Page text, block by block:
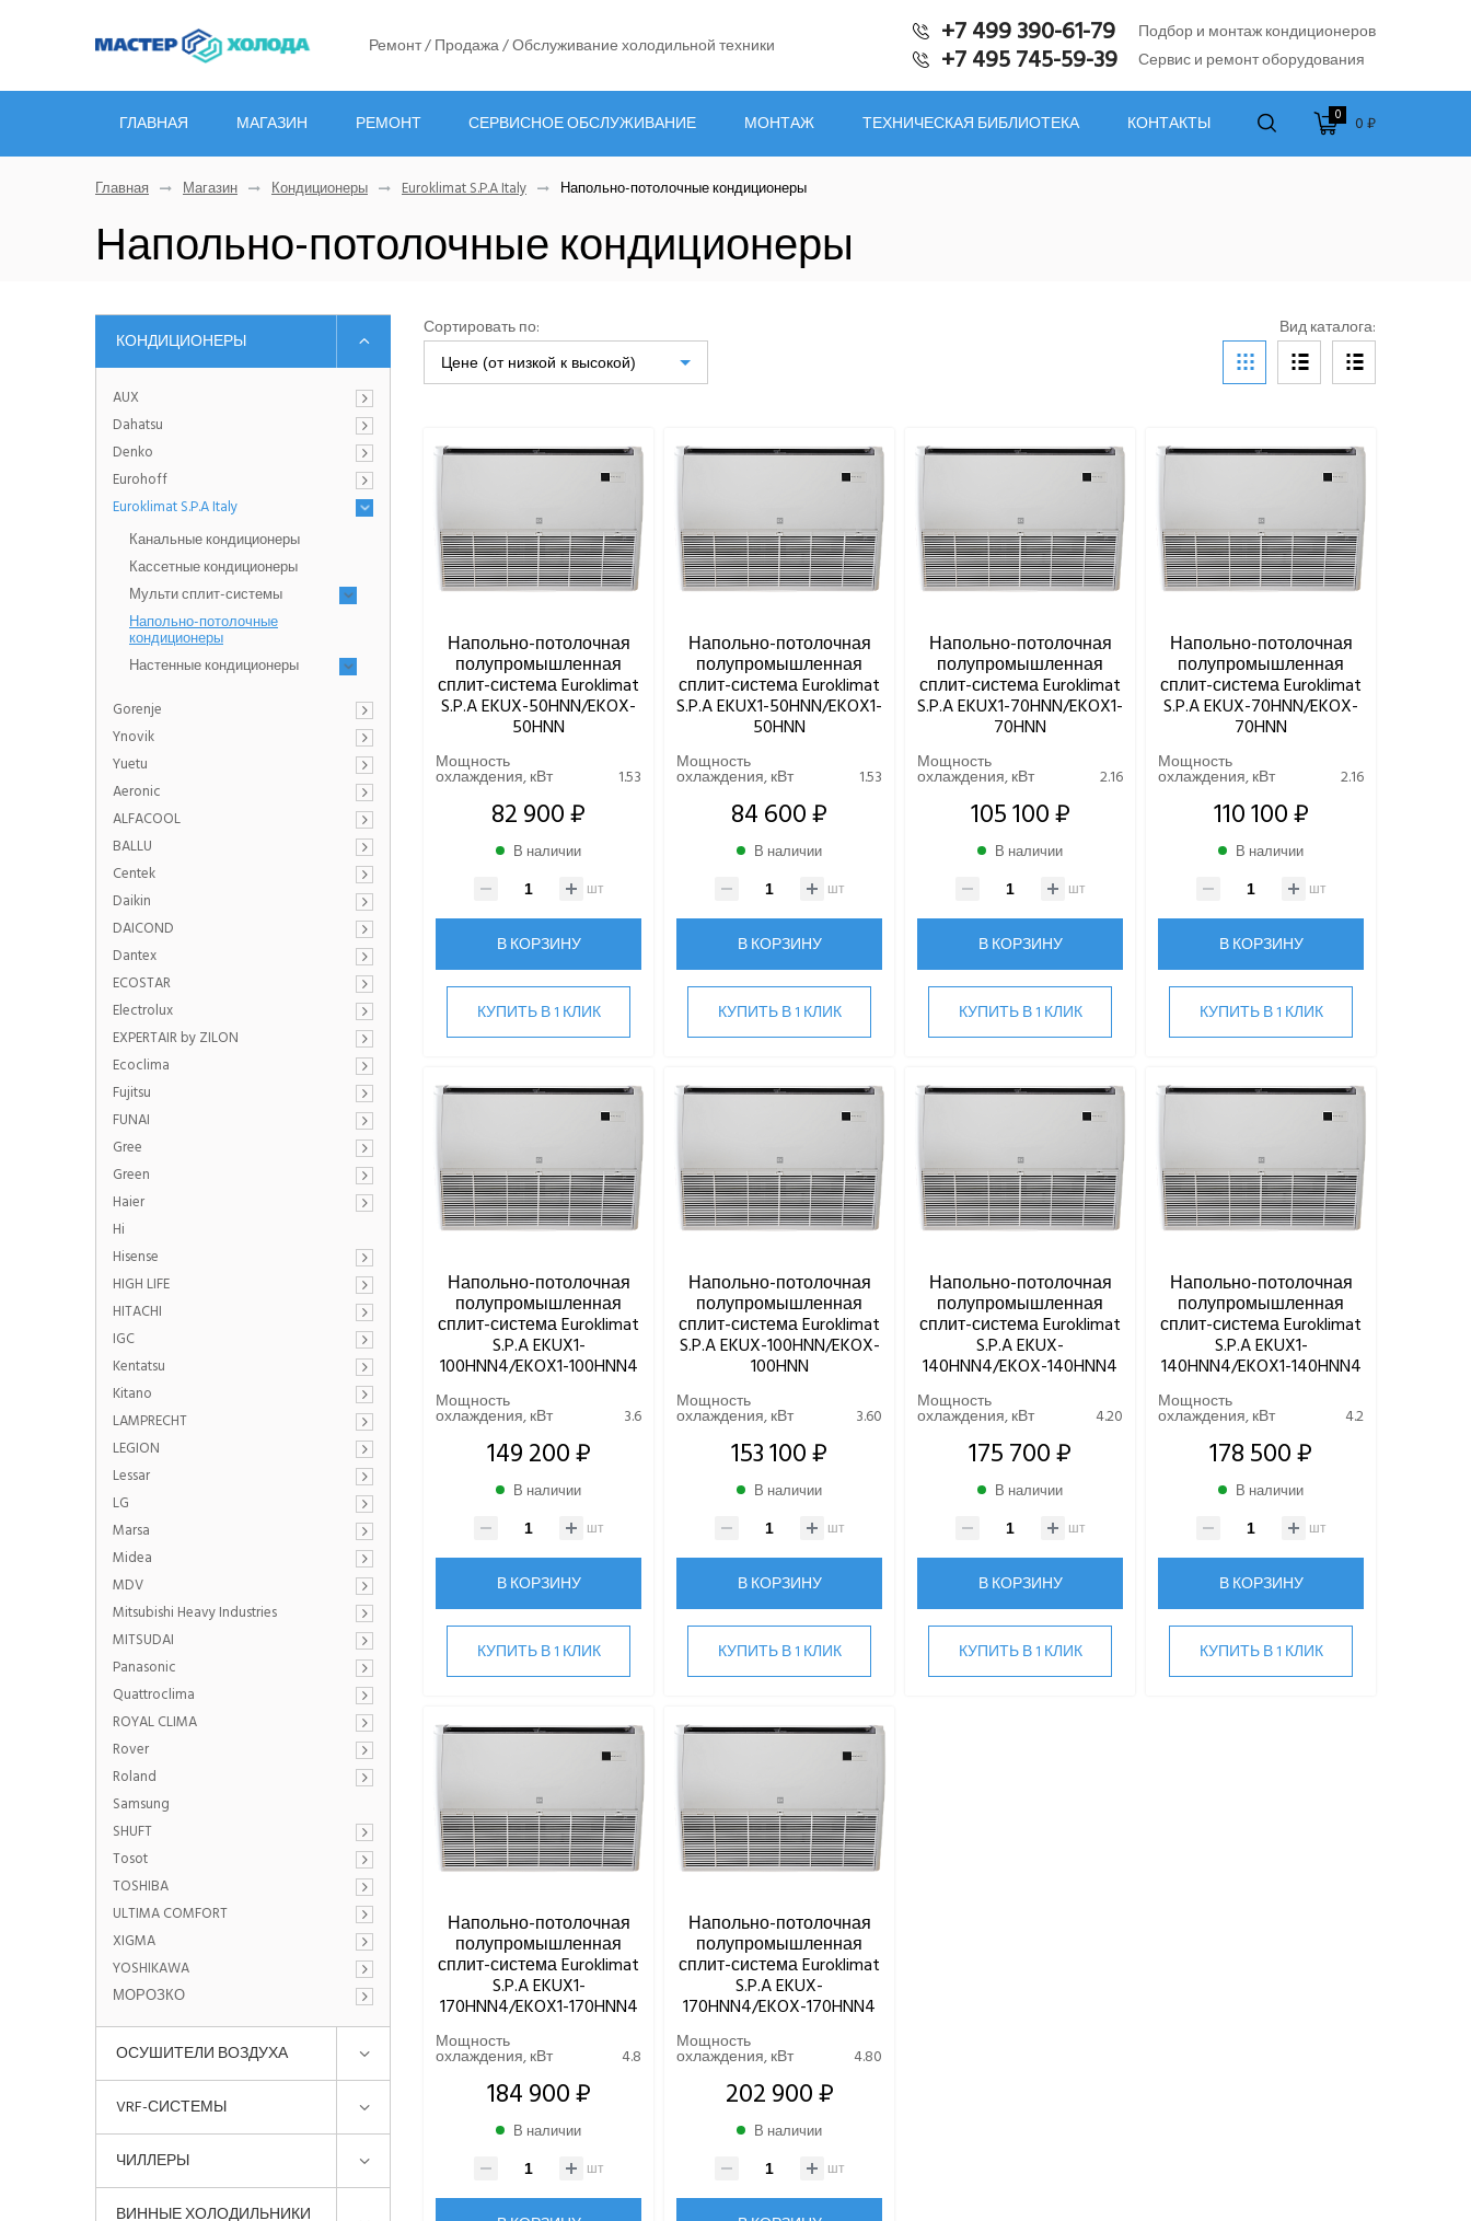
Ремонт / Продажа / Обслуживание холодильной техники +7 499 390-61-79 Подбор и монтаж кондиционеров
+7 495 745-59-39 Сервис и ремонт оборудования
ГЛАВНАЯ МАГАЗИН РЕМОНТ СЕРВИСНОЕ ОБСЛУЖИВАНИЕ МОНТАЖ ТЕХНИЧЕСКАЯ БИБЛИОТЕКА КОНТАКТЫ 0 0 ₽
Главная Магазин Кондиционеры Euroklimat S.P.A Italy Напольно-потолочные кондиционеры
Напольно-потолочные кондиционеры
КОНДИЦИОНЕРЫ
AUX
Dahatsu
Denko
Eurohoff
Euroklimat S.P.A Italy
Канальные кондиционеры
Кассетные кондиционеры
Мульти сплит-системы
Напольно-потолочные
кондиционеры
Настенные кондиционеры
Gorenje
Ynovik
Yuetu
Aeronic
ALFACOOL
BALLU
Centek
Daikin
DAICOND
Dantex
ECOSTAR
Electrolux
EXPERTAIR by ZILON
Ecoclima
Fujitsu
FUNAI
Gree
Green
Haier
Hi
Hisense
HIGH LIFE
HITACHI
IGC
Kentatsu
Kitano
LAMPRECHT
LEGION
Lessar
LG
Marsa
Midea
MDV
Mitsubishi Heavy Industries
MITSUDAI
Panasonic
Quattroclima
ROYAL CLIMA
Rover
Roland
Samsung
SHUFT
Tosot
TOSHIBA
ULTIMA COMFORT
XIGMA
YOSHIKAWA
МОРОЗКО
ОСУШИТЕЛИ ВОЗДУХА
VRF-СИСТЕМЫ
ЧИЛЛЕРЫ
ВИННЫЕ ХОЛОДИЛЬНИКИ
Сортировать по:
Цене (от низкой к высокой)
Вид каталога:
Напольно-потолочная
полупромышленная
сплит-система Euroklimat
S.P.A EKUX-50HNN/EKOX-
50HNN
Мощность
охлаждения, кВт 1.53
82 900 ₽
В наличии
шт
В КОРЗИНУ
КУПИТЬ В 1 КЛИК
Напольно-потолочная
полупромышленная
сплит-система Euroklimat
S.P.A EKUX1-50HNN/EKOX1-
50HNN
Мощность
охлаждения, кВт 1.53
84 600 ₽
В наличии
шт
В КОРЗИНУ
КУПИТЬ В 1 КЛИК
Напольно-потолочная
полупромышленная
сплит-система Euroklimat
S.P.A EKUX1-70HNN/EKOX1-
70HNN
Мощность
охлаждения, кВт 2.16
105 100 ₽
В наличии
шт
В КОРЗИНУ
КУПИТЬ В 1 КЛИК
Напольно-потолочная
полупромышленная
сплит-система Euroklimat
S.P.A EKUX-70HNN/EKOX-
70HNN
Мощность
охлаждения, кВт 2.16
110 100 ₽
В наличии
шт
В КОРЗИНУ
КУПИТЬ В 1 КЛИК
Напольно-потолочная
полупромышленная
сплит-система Euroklimat
S.P.A EKUX1-
100HNN4/EKOX1-100HNN4
Мощность
охлаждения, кВт 3.6
149 200 ₽
В наличии
шт
В КОРЗИНУ
КУПИТЬ В 1 КЛИК
Напольно-потолочная
полупромышленная
сплит-система Euroklimat
S.P.A EKUX-100HNN/EKOX-
100HNN
Мощность
охлаждения, кВт 3.60
153 100 ₽
В наличии
шт
В КОРЗИНУ
КУПИТЬ В 1 КЛИК
Напольно-потолочная
полупромышленная
сплит-система Euroklimat
S.P.A EKUX-
140HNN4/EKOX-140HNN4
Мощность
охлаждения, кВт 4.20
175 700 ₽
В наличии
шт
В КОРЗИНУ
КУПИТЬ В 1 КЛИК
Напольно-потолочная
полупромышленная
сплит-система Euroklimat
S.P.A EKUX1-
140HNN4/EKOX1-140HNN4
Мощность
охлаждения, кВт 4.2
178 500 ₽
В наличии
шт
В КОРЗИНУ
КУПИТЬ В 1 КЛИК
Напольно-потолочная
полупромышленная
сплит-система Euroklimat
S.P.A EKUX1-
170HNN4/EKOX1-170HNN4
Мощность
охлаждения, кВт 4.8
184 900 ₽
В наличии
шт
Напольно-потолочная
полупромышленная
сплит-система Euroklimat
S.P.A EKUX-
170HNN4/EKOX-170HNN4
Мощность
охлаждения, кВт 4.80
202 900 ₽
В наличии
шт